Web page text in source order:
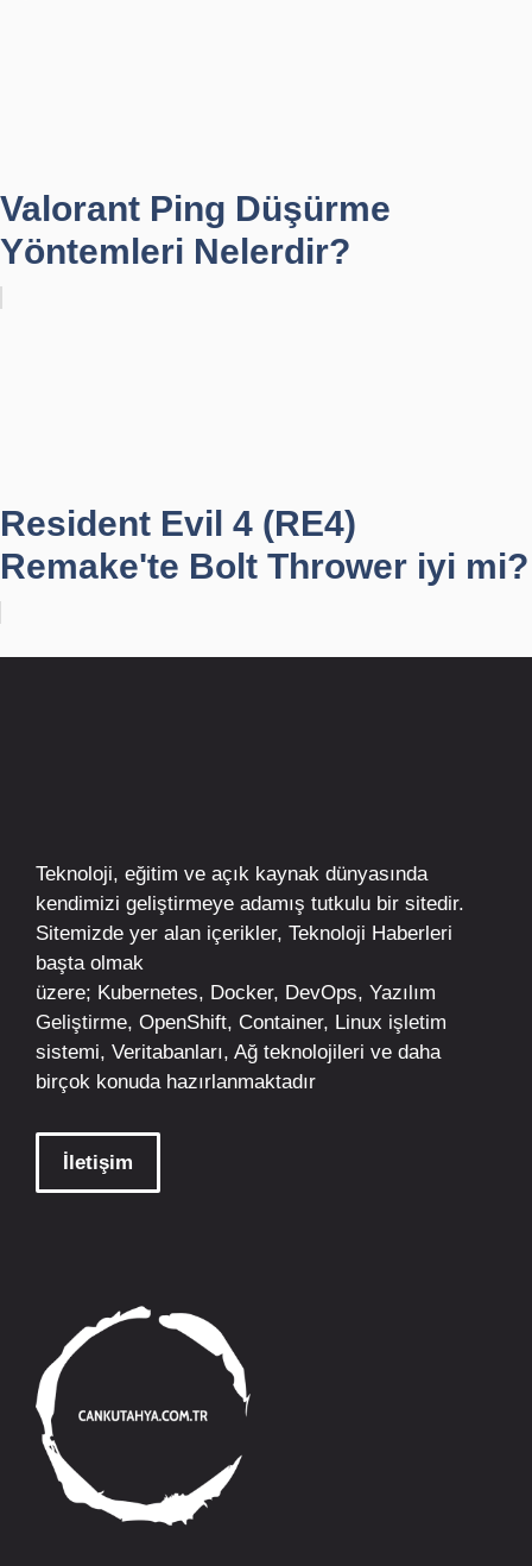
Valorant Ping Düşürme
Yöntemleri Nelerdir?
Resident Evil 4 (RE4)
Remake'te Bolt Thrower iyi mi?
Teknoloji, eğitim ve açık kaynak dünyasında
kendimizi geliştirmeye adamış tutkulu bir sitedir.
Sitemizde yer alan içerikler, Teknoloji Haberleri
başta olmak
üzere; Kubernetes, Docker, DevOps, Yazılım
Geliştirme, OpenShift, Container, Linux işletim
sistemi, Veritabanları, Ağ teknolojileri ve daha
birçok konuda hazırlanmaktadır
İletişim